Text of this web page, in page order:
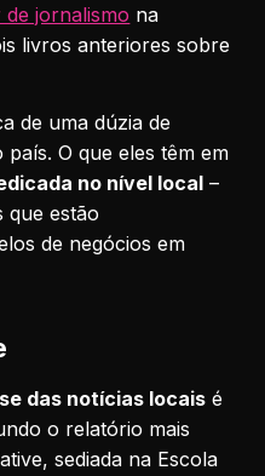
jornalismo na
livros anteriores sobre
de uma dúzia de
O que eles têm em
no nível local –
que estão
de negócios em
das notícias locais é
o relatório mais
sediada na Escola